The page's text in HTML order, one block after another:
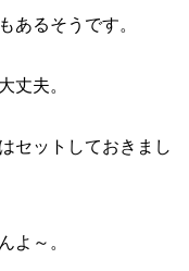
あるそうです。
丈夫。
セットしておきまし
よ～。